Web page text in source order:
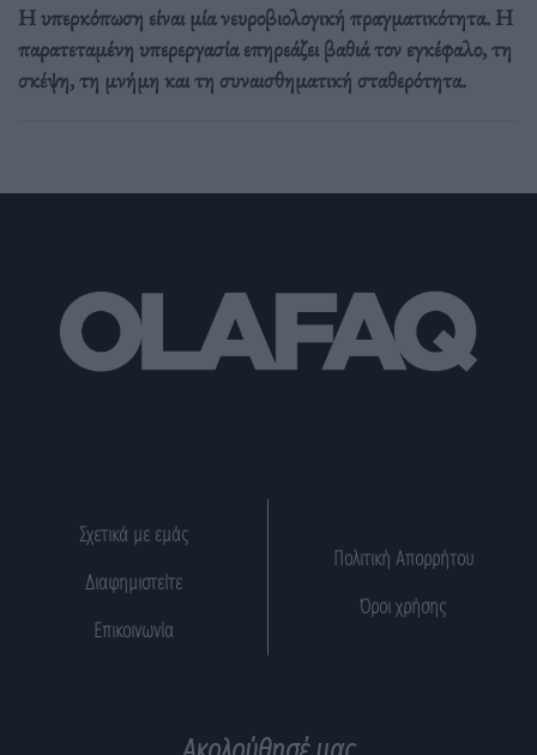
Η υπερκόπωση είναι μία νευροβιολογική πραγματικότητα. Η
παρατεταμένη υπερεργασία επηρεάζει βαθιά τον εγκέφαλο, τη
σκέψη, τη μνήμη και τη συναισθηματική σταθερότητα.
Σχετικά με εμάς
Διαφημιστείτε
Επικοινωνία
Πολιτική Απορρήτου
Όροι χρήσης